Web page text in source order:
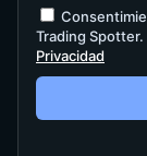
Trading
Privacidad